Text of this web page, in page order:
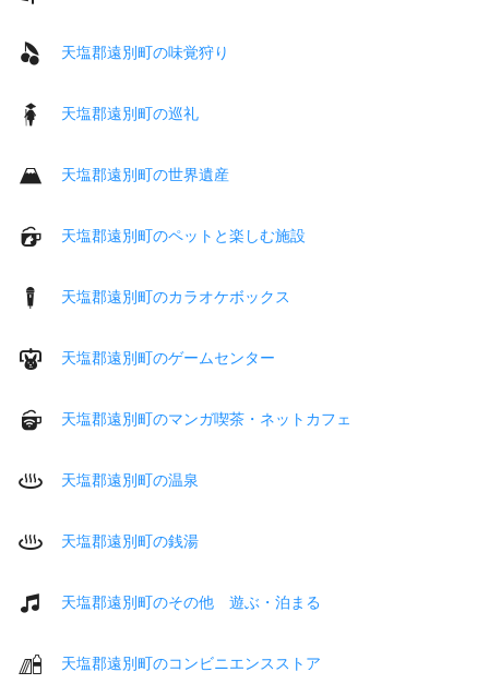
天塩郡遠別町の味覚狩り
天塩郡遠別町の巡礼
天塩郡遠別町の世界遺産
天塩郡遠別町のペットと楽しむ施設
天塩郡遠別町のカラオケボックス
天塩郡遠別町のゲームセンター
天塩郡遠別町のマンガ喫茶・ネットカフェ
天塩郡遠別町の温泉
天塩郡遠別町の銭湯
天塩郡遠別町のその他 遊ぶ・泊まる
天塩郡遠別町のコンビニエンスストア